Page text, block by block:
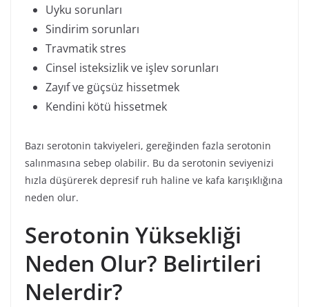
Uyku sorunları
Sindirim sorunları
Travmatik stres
Cinsel isteksizlik ve işlev sorunları
Zayıf ve güçsüz hissetmek
Kendini kötü hissetmek
Bazı serotonin takviyeleri, gereğinden fazla serotonin
salınmasına sebep olabilir. Bu da serotonin seviyenizi
hızla düşürerek depresif ruh haline ve kafa karışıklığına
neden olur.
Serotonin Yüksekliği
Neden Olur? Belirtileri
Nelerdir?